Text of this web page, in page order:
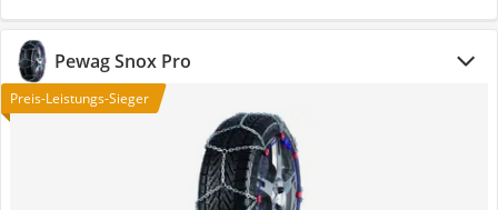
Pewag Snox Pro
Preis-Leistungs-Sieger